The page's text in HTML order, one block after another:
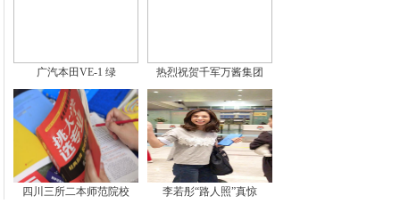
广汽本田VE-1 绿 热烈祝贺千军万酱集团
四川三所二本师范院校 李若彤“路人照”真惊